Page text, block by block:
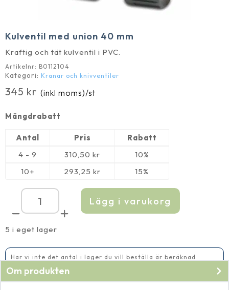
Kulventil med union 40 mm
Kraftig och tät kulventil i PVC.
Artikelnr: B0112104
Kategori: Kranar och knivventiler
345 kr (inkl moms)/st
Mängdrabatt
Antal Pris
Rabatt
4 - 9
310,50 kr
10%
10+
293,25 kr 15%
5 i eget lager
Kulventil
med
40
mm
Lägg i varukorg
Har vi inte det antal i lager du vill beställa är beräknad
Om produkten